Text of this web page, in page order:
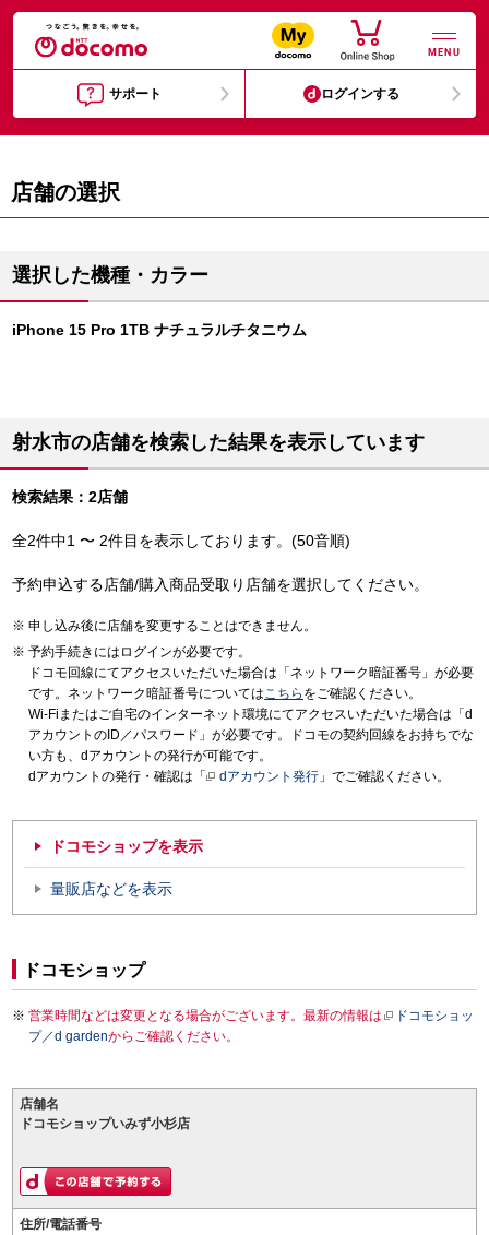
MENU
サポート ログインする
店舗の選択
選択した機種・カラー
iPhone 15 Pro 1TB ナチュラルチタニウム
射水市の店舗を検索した結果を表示しています
検索結果：2店舗
全2件中1 〜 2件目を表示しております。(50音順)
予約申込する店舗/購入商品受取り店舗を選択してください。
申し込み後に店舗を変更することはできません。
予約手続きにはログインが必要です。
ドコモ回線にてアクセスいただいた場合は「ネットワーク暗証番号」が必要
です。ネットワーク暗証番号についてはこちら をご確認ください。
Wi-Fiまたはご自宅のインターネット環境にてアクセスいただいた場合は「d
アカウントのID／パスワード」が必要です。ドコモの契約回線をお持ちでな
い方も、dアカウントの発行が可能です。
dアカウントの発行・確認は「
dアカウント発行 」でご確認ください。
ドコモショップを表示
量販店などを表示
ドコモショップ
営業時間などは変更となる場合がございます。最新の情報は
ドコモショッ
プ／d gardenからご確認ください。
店舗名
ドコモショップいみず小杉店
住所/電話番号